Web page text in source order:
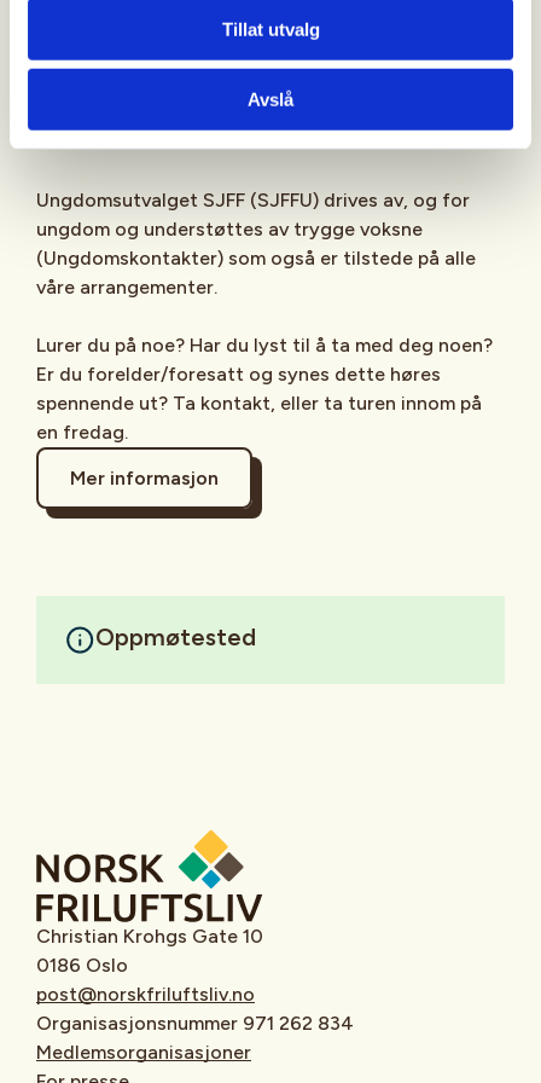
Tillat utvalg
Avslå
SJFFUpå Instagram
TikTokog vår egenpodcastpå din favoritt-
Ungdomsutvalget SJFF (SJFFU) drives av, og for
ungdom og understøttes av trygge voksne
(Ungdomskontakter) som også er tilstede på alle
våre arrangementer.
Lurer du på noe? Har du lyst til å ta med deg noen?
Er du forelder/foresatt og synes dette høres
spennende ut? Ta kontakt, eller ta turen innom på
en fredag.
Mer informasjon
Oppmøtested
Christian Krohgs Gate 10
0186 Oslo
post@norskfriluftsliv.no
Organisasjonsnummer 971 262 834
Medlemsorganisasjoner